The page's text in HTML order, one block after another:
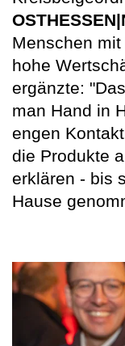
Menschen
hohe
ergänzte:
man Hand in
engen
die Produkte
erklären - bis
Hause